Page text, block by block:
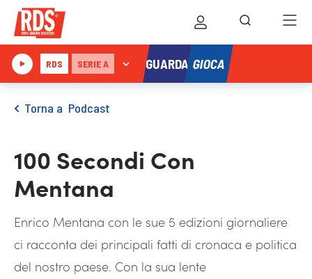
RDS SERIE A GUARDA GIOCA
Torna a Podcast
100 Secondi Con
Mentana
Enrico Mentana con le sue 5 edizioni giornaliere
ci racconta dei principali fatti di cronaca e politica
del nostro paese. Con la sua lente